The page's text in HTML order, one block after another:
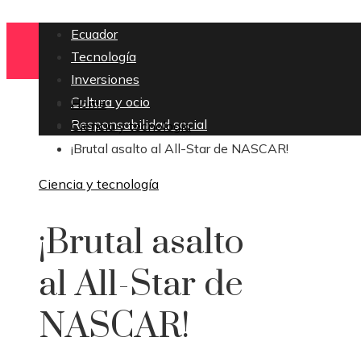
Ecuador
Tecnología
Inversiones
Cultura y ocio
Responsabilidad social
Home
Ciencia y tecnología
¡Brutal asalto al All-Star de NASCAR!
Ciencia y tecnología
¡Brutal asalto
al All-Star de
NASCAR!